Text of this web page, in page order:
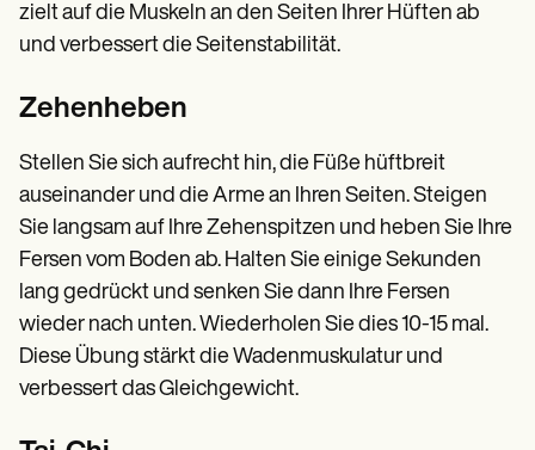
zielt auf die Muskeln an den Seiten Ihrer Hüften ab
und verbessert die Seitenstabilität.
Zehenheben
Stellen Sie sich aufrecht hin, die Füße hüftbreit
auseinander und die Arme an Ihren Seiten. Steigen
Sie langsam auf Ihre Zehenspitzen und heben Sie Ihre
Fersen vom Boden ab. Halten Sie einige Sekunden
lang gedrückt und senken Sie dann Ihre Fersen
wieder nach unten. Wiederholen Sie dies 10-15 mal.
Diese Übung stärkt die Wadenmuskulatur und
verbessert das Gleichgewicht.